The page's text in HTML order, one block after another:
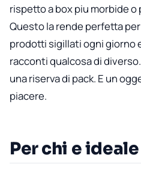
rispetto a box piu morbide o
Questo la rende perfetta
prodotti sigillati ogni giorno
racconti qualcosa di
una riserva di pack. E un
piacere.
Per chi e